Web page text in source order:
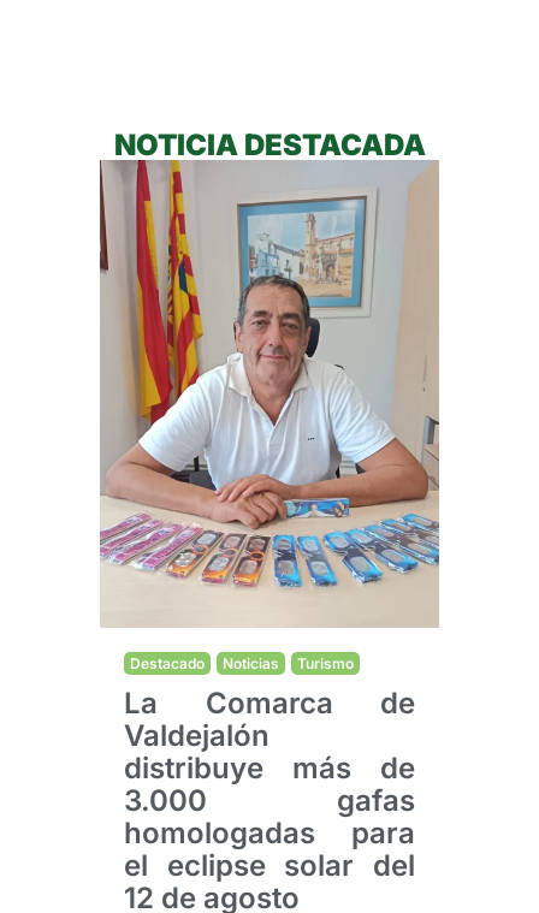
NOTICIA DESTACADA
Destacado Noticias Turismo
La Comarca de
Valdejalón
distribuye más de
3.000 gafas
homologadas para
el eclipse solar del
12 de agosto